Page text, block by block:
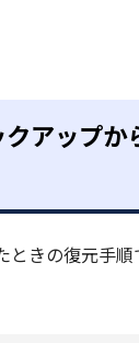
アップか
きの復元手順